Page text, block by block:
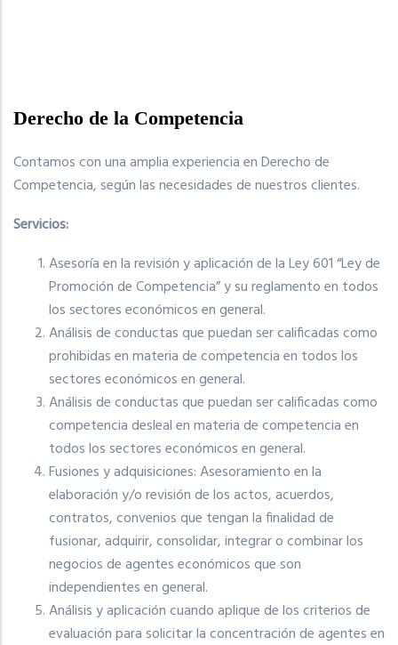
Derecho de la Competencia
Contamos con una amplia experiencia en Derecho de
Competencia, según las necesidades de nuestros clientes.
Servicios:
Asesoría en la revisión y aplicación de la Ley 601 “Ley de
Promoción de Competencia” y su reglamento en todos
los sectores económicos en general.
Análisis de conductas que puedan ser calificadas como
prohibidas en materia de competencia en todos los
sectores económicos en general.
Análisis de conductas que puedan ser calificadas como
competencia desleal en materia de competencia en
todos los sectores económicos en general.
Fusiones y adquisiciones: Asesoramiento en la
elaboración y/o revisión de los actos, acuerdos,
contratos, convenios que tengan la finalidad de
fusionar, adquirir, consolidar, integrar o combinar los
negocios de agentes económicos que son
independientes en general.
Análisis y aplicación cuando aplique de los criterios de
evaluación para solicitar la concentración de agentes en